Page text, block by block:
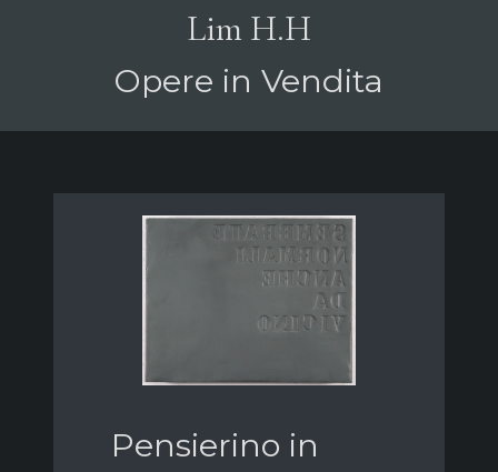
Lim H.H
Opere in Vendita
Pensierino in